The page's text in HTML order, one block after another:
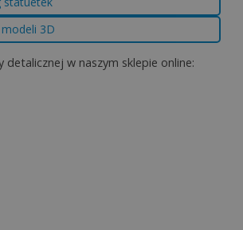
3D
w naszym sklepie online: